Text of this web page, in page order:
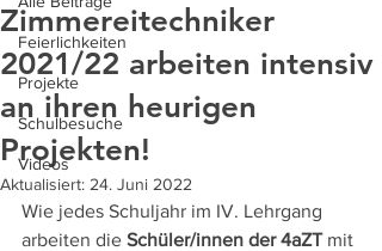
Feierlichkeiten
Projekte
Schulbesuche
Videos
Zimmereitechniker
2021/22 arbeiten intensiv
an ihren heurigen
Projekten!
Aktualisiert: 24. Juni 2022
Wie jedes Schuljahr im IV. Lehrgang
arbeiten die Schüler/innen der 4aZT mit